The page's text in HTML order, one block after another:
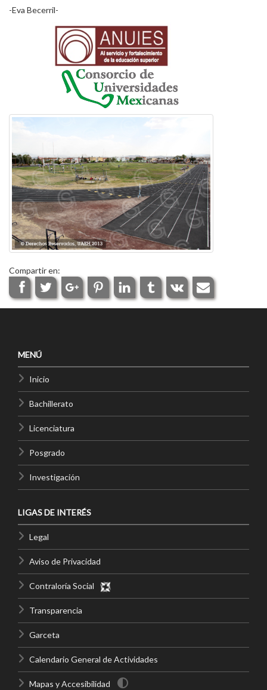
-Eva Becerril-
Compartir en:
MENÚ
Inicio
Bachillerato
Licenciatura
Posgrado
Investigación
LIGAS DE INTERÉS
Legal
Aviso de Privacidad
Contraloría Social
Transparencia
Garceta
Calendario General de Actividades
Mapas y Accesibilidad